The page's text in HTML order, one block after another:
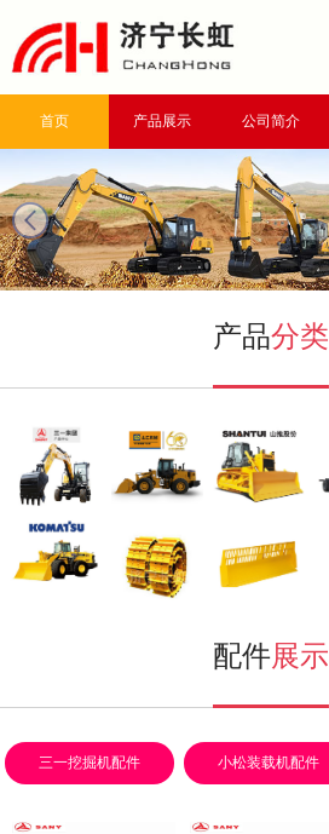
首页 产品展示 公司简介
next
产品分类
三一挖掘机 山工装载机
配件展示
三一挖掘机配件 小松装载机配件